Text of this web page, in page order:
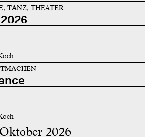
TANZ, THEATER
Oktober 2026